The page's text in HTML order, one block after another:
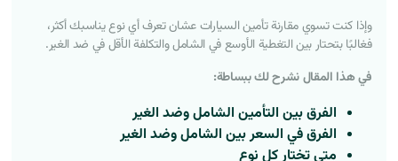
وإذا كنت تسوي مقارنة تأمين السيارات عشان تعرف أي نوع يناسبك أكثر،
فغالبًا بتحتار بين التغطية الأوسع في الشامل والتكلفة الأقل في ضد الغير.
في هذا المقال نشرح لك ببساطة:
الفرق بين التأمين الشامل وضد الغير
الفرق في السعر بين الشامل وضد الغير
متى تختار كل نوع